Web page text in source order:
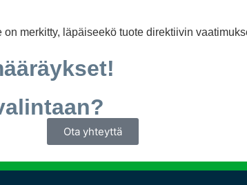
merkitty, läpäiseekö tuote direktiivin
Ota yhteyttä